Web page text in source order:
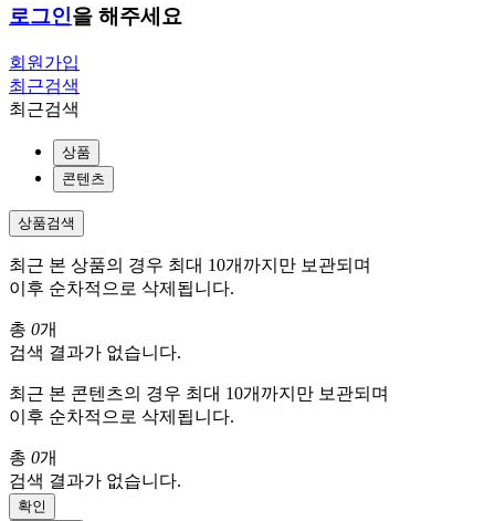
로그인을 해주세요
회원가입
최근검색
최근검색
상품
콘텐츠
상품검색
최근 본 상품의 경우 최대 10개까지만 보관되며
이후 순차적으로 삭제됩니다.
총 0개
검색 결과가 없습니다.
최근 본 콘텐츠의 경우 최대 10개까지만 보관되며
이후 순차적으로 삭제됩니다.
총 0개
검색 결과가 없습니다.
확인